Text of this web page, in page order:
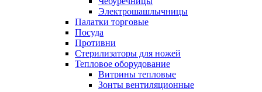
Электрошашлычницы
Палатки торговые
Посуда
Противни
Стерилизаторы для ножей
Тепловое оборудование
Витрины тепловые
Зонты вентиляционные